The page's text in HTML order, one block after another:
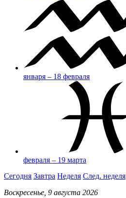
января – 18 февраля
февраля – 19 марта
Сегодня Завтра Неделя След. неделя
Воскресенье, 9 августа 2026